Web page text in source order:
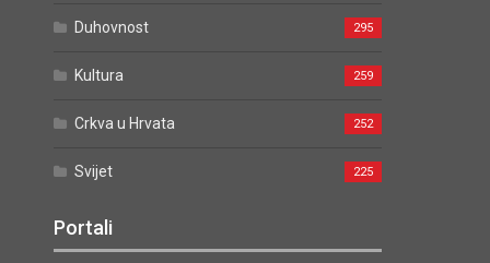
Duhovnost 295
Kultura 259
Crkva u Hrvata 252
Svijet 225
Portali